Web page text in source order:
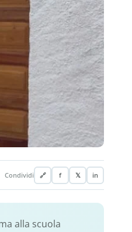
Condividi 🔗 f 𝕏 in
alla scuola